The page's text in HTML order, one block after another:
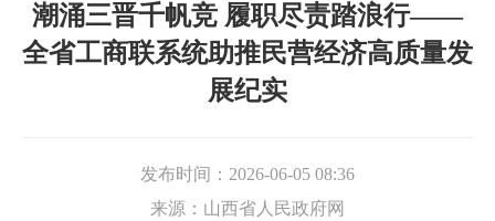
潮涌三晋千帆竞 履职尽责踏浪行——
全省工商联系统助推民营经济高质量发
展纪实
发布时间： 2026-06-05 08:36
来源： 山西省人民政府网